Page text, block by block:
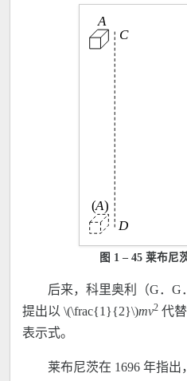
图 1 – 45 莱布尼
后来，科里奥利（G．G
提出以 \(\frac{1}{2}\)mv2 代替
表示式。
莱布尼茨在 1696 年指出，